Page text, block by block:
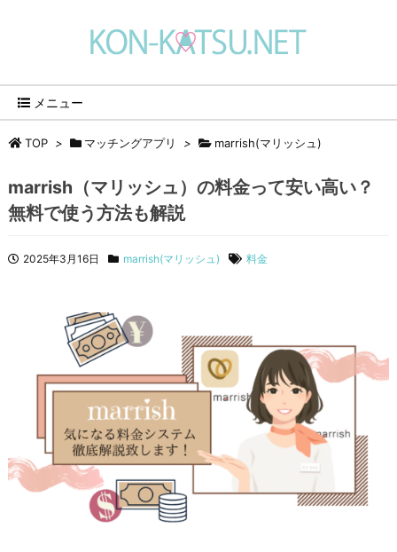
メニュー
TOP > マッチングアプリ > marrish(マリッシュ)
marrish（マリッシュ）の料金って安い高い？
無料で使う方法も解説
2025年3月16日 marrish(マリッシュ) 料金